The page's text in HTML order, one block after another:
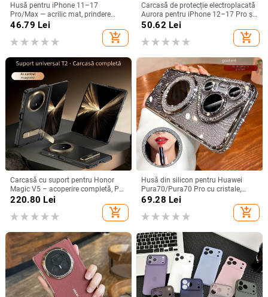
Husă pentru iPhone 11–17
Pro/Max — acrilic mat, prindere
magnetică, protecție anti-cadere,
46.79 Lei
add_shopping_cart
Carcasă de protecție electroplacată
Aurora pentru iPhone 12–17 Pro și
Pro Max, acoperire completă, anti-
50.62 Lei
add_shopping_cart
Carcasă cu suport pentru Honor
Magic V5 – acoperire completă, PC
mat, anti-cădere, anti-amprente
220.80 Lei
add_shopping_cart
Husă din silicon pentru Huawei
Pura70/Pura70 Pro cu cristale,
transparentă, estetică, suport
încorporat și disipare a căldurii
69.28 Lei
add_shopping_cart